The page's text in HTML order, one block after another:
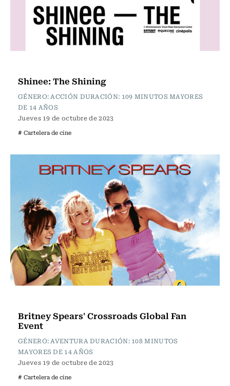
Shinee: The Shining
GÉNERO: ACCIÓN DURACIÓN: 109 MINUTOS MAYORES
DE 14 AÑOS
Jueves 19 de octubre de 2023
# Cartelera de cine
Britney Spears' Crossroads Global Fan
Event
GÉNERO: AVENTURA DURACIÓN: 108 MINUTOS
MAYORES DE 14 AÑOS
Jueves 19 de octubre de 2023
# Cartelera de cine